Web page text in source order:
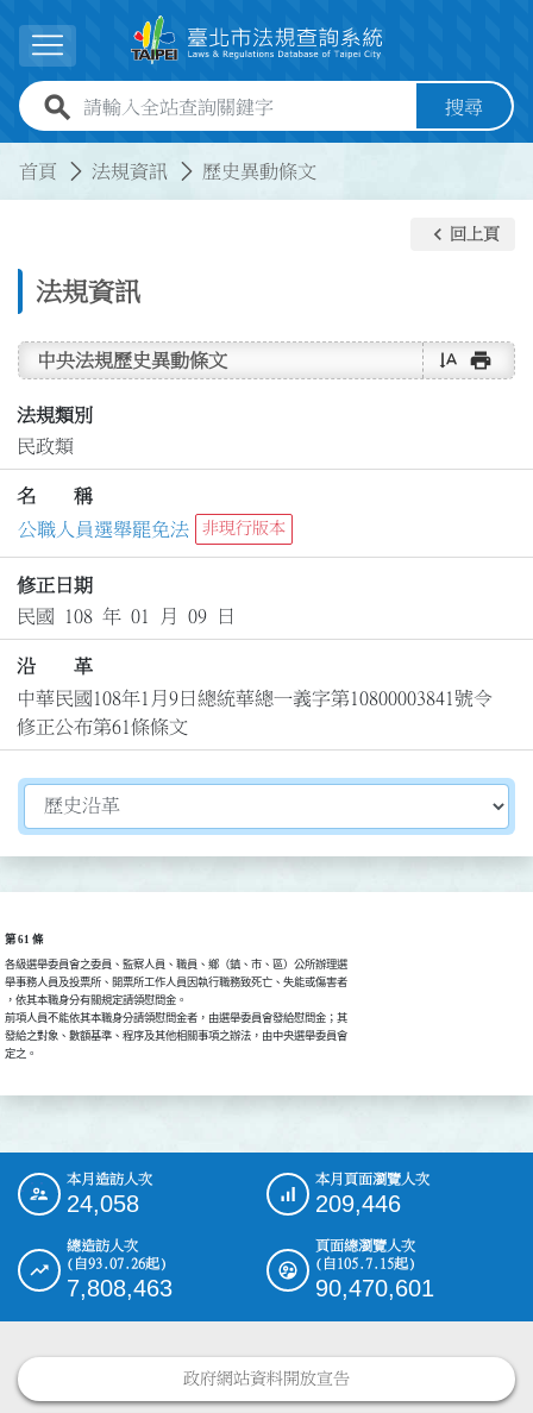
展開選單
全站查詢關鍵字欄位 搜尋
首頁 法規資訊 歷史異動條文
法規資訊
keyboard_arrow_left 回上頁
中央法規歷史異動條文 text_rotate_vertical print
法規類別
民政類
名 稱
公職人員選舉罷免法
非現行版本
修正日期
民國 108 年 01 月 09 日
沿 革
中華民國108年1月9日總統華總一義字第10800003841號令
修正公布第61條條文
切換選擇法規資訊內容
第 61 條
各級選舉委員會之委員、監察人員、職員、鄉（鎮、市、區）公所辦理選
舉事務人員及投票所、開票所工作人員因執行職務致死亡、失能或傷害者
，依其本職身分有關規定請領慰問金。
前項人員不能依其本職身分請領慰問金者，由選舉委員會發給慰問金；其
發給之對象、數額基準、程序及其他相關事項之辦法，由中央選舉委員會
定之。
::: 本月造訪人次
24,058
本月頁面瀏覽人次
209,446
總造訪人次
(自93.07.26起)
7,808,463
頁面總瀏覽人次
(自105.7.15起)
90,470,601
政府網站資料開放宣告